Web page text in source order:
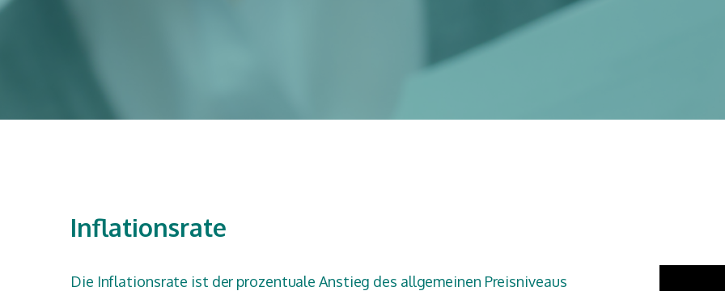
Inflationsrate
Die Inflationsrate ist der prozentuale Anstieg des allgemeinen Preisniveaus